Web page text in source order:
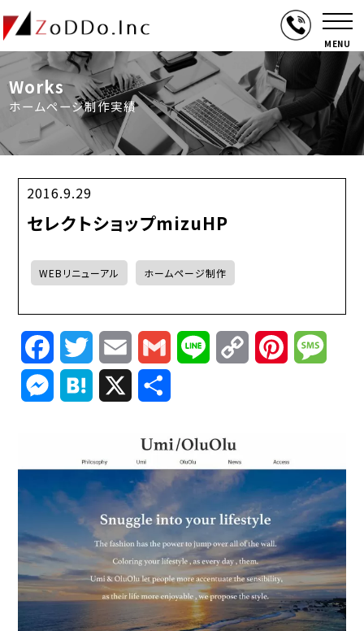
MENU
Works
ホームページ制作実績
2016.9.29
セレクトショップmizuHP
WEBリニューアル ホームページ制作
FacebookTwitterEmail Gmail Line
Copy
Link
Pinterest
Messenger
Hatena